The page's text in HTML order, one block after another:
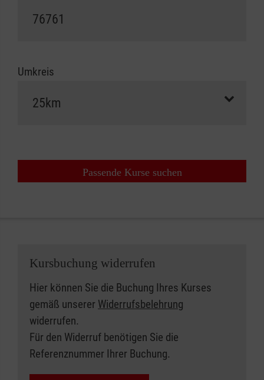
Umkreis
Passende Kurse suchen
Kursbuchung widerrufen
Hier können Sie die Buchung Ihres Kurses
gemäß unserer Widerrufsbelehrung
widerrufen.
Für den Widerruf benötigen Sie die
Referenznummer Ihrer Buchung.